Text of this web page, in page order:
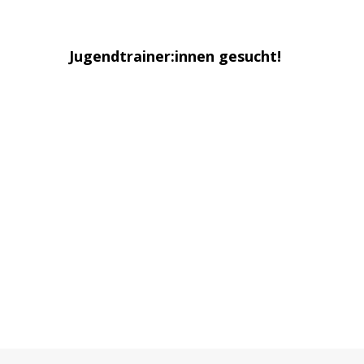
Jugendtrainer:innen gesucht!